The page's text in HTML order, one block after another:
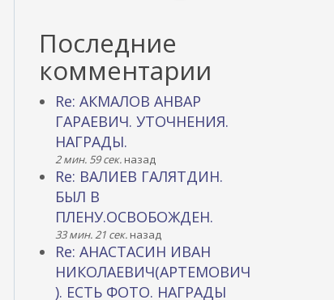
Последние
комментарии
Re: АКМАЛОВ АНВАР
ГАРАЕВИЧ. УТОЧНЕНИЯ.
НАГРАДЫ.
2 мин. 59 сек.назад
Re: ВАЛИЕВ ГАЛЯТДИН.
БЫЛ В
ПЛЕНУ.ОСВОБОЖДЕН.
33 мин. 21 сек.назад
Re: АНАСТАСИН ИВАН
НИКОЛАЕВИЧ(АРТЕМОВИЧ
). ЕСТЬ ФОТО. НАГРАДЫ